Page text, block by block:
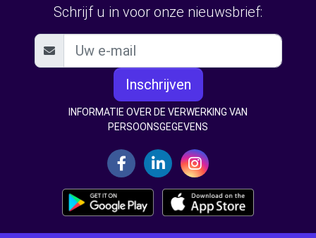
Schrijf u in voor onze nieuwsbrief:
Inschrijven
INFORMATIE OVER DE VERWERKING VAN
PERSOONSGEGEVENS